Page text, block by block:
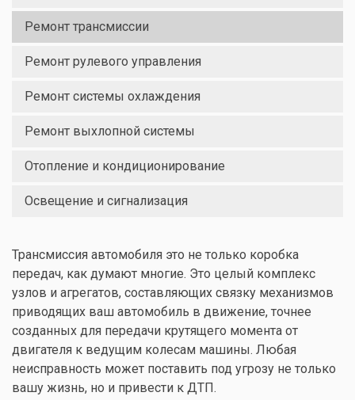
Ремонт трансмиссии
Ремонт рулевого управления
Ремонт системы охлаждения
Ремонт выхлопной системы
Отопление и кондиционирование
Освещение и сигнализация
Трансмиссия автомобиля это не только коробка
передач, как думают многие. Это целый комплекс
узлов и агрегатов, составляющих связку механизмов
приводящих ваш автомобиль в движение, точнее
созданных для передачи крутящего момента от
двигателя к ведущим колесам машины. Любая
неисправность может поставить под угрозу не только
вашу жизнь, но и привести к ДТП.